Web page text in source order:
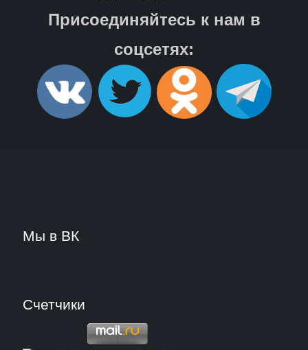
Присоединяйтесь к нам в
соцсетях:
Мы в ВК
Счетчики